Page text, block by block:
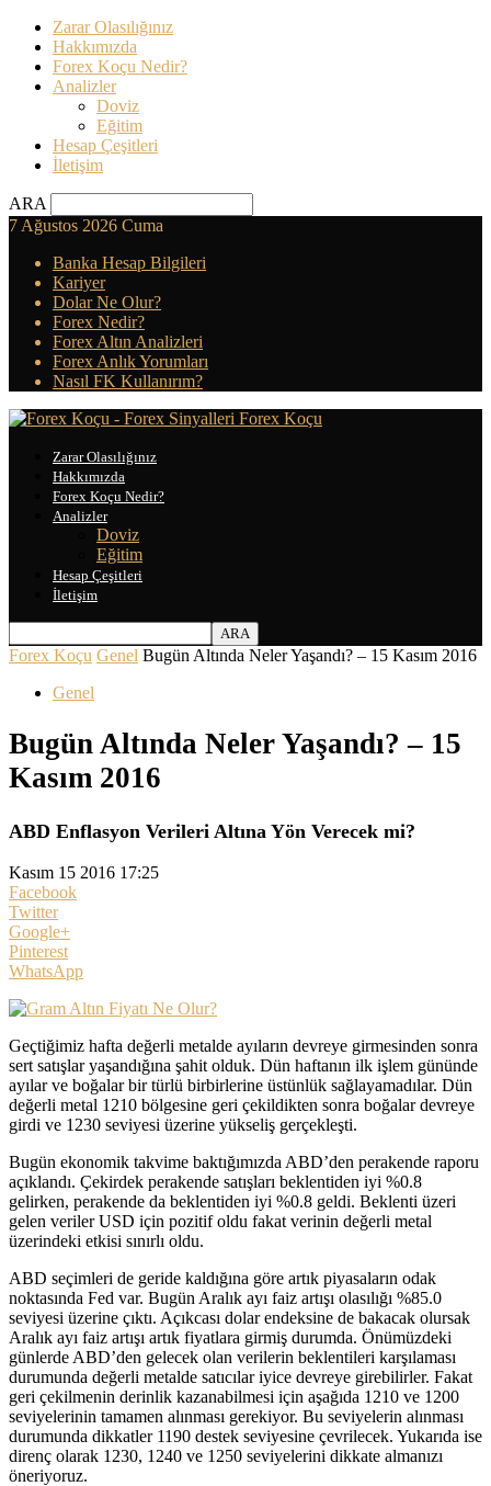
Zarar Olasılığınız
Hakkımızda
Forex Koçu Nedir?
Analizler
Doviz
Eğitim
Hesap Çeşitleri
İletişim
ARA
7 Ağustos 2026 Cuma
Banka Hesap Bilgileri
Kariyer
Dolar Ne Olur?
Forex Nedir?
Forex Altın Analizleri
Forex Anlık Yorumları
Nasıl FK Kullanırım?
Forex Koçu
Zarar Olasılığınız
Hakkımızda
Forex Koçu Nedir?
Analizler
Doviz
Eğitim
Hesap Çeşitleri
İletişim
Forex Koçu Genel Bugün Altında Neler Yaşandı? – 15 Kasım 2016
Genel
Bugün Altında Neler Yaşandı? – 15
Kasım 2016
ABD Enflasyon Verileri Altına Yön Verecek mi?
Kasım 15 2016 17:25
Facebook
Twitter
Google+
Pinterest
WhatsApp
Geçtiğimiz hafta değerli metalde ayıların devreye girmesinden sonra
sert satışlar yaşandığına şahit olduk. Dün haftanın ilk işlem gününde
ayılar ve boğalar bir türlü birbirlerine üstünlük sağlayamadılar. Dün
değerli metal 1210 bölgesine geri çekildikten sonra boğalar devreye
girdi ve 1230 seviyesi üzerine yükseliş gerçekleşti.
Bugün ekonomik takvime baktığımızda ABD’den perakende raporu
açıklandı. Çekirdek perakende satışları beklentiden iyi %0.8
gelirken, perakende da beklentiden iyi %0.8 geldi. Beklenti üzeri
gelen veriler USD için pozitif oldu fakat verinin değerli metal
üzerindeki etkisi sınırlı oldu.
ABD seçimleri de geride kaldığına göre artık piyasaların odak
noktasında Fed var. Bugün Aralık ayı faiz artışı olasılığı %85.0
seviyesi üzerine çıktı. Açıkcası dolar endeksine de bakacak olursak
Aralık ayı faiz artışı artık fiyatlara girmiş durumda. Önümüzdeki
günlerde ABD’den gelecek olan verilerin beklentileri karşılaması
durumunda değerli metalde satıcılar iyice devreye girebilirler. Fakat
geri çekilmenin derinlik kazanabilmesi için aşağıda 1210 ve 1200
seviyelerinin tamamen alınması gerekiyor. Bu seviyelerin alınması
durumunda dikkatler 1190 destek seviyesine çevrilecek. Yukarıda ise
direnç olarak 1230, 1240 ve 1250 seviyelerini dikkate almanızı
öneriyoruz.